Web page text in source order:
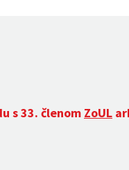
s 33. členom ZoUL